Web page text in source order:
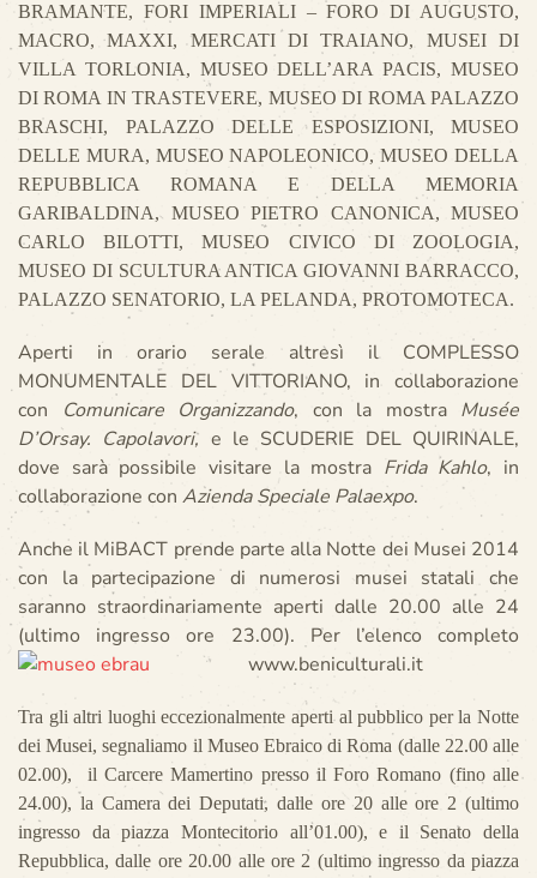
BRAMANTE, FORI IMPERIALI – FORO DI AUGUSTO,
MACRO, MAXXI, MERCATI DI TRAIANO, MUSEI DI
VILLA TORLONIA, MUSEO DELL’ARA PACIS, MUSEO
DI ROMA IN TRASTEVERE, MUSEO DI ROMA PALAZZO
BRASCHI, PALAZZO DELLE ESPOSIZIONI, MUSEO
DELLE MURA, MUSEO NAPOLEONICO, MUSEO DELLA
REPUBBLICA ROMANA E DELLA MEMORIA
GARIBALDINA, MUSEO PIETRO CANONICA, MUSEO
CARLO BILOTTI, MUSEO CIVICO DI ZOOLOGIA,
MUSEO DI SCULTURA ANTICA GIOVANNI BARRACCO,
PALAZZO SENATORIO, LA PELANDA, PROTOMOTECA.
Aperti in orario serale altresì il COMPLESSO
MONUMENTALE DEL VITTORIANO, in collaborazione
con
Comunicare Organizzando, con la mostra Musée
D’Orsay. Capolavori, e le SCUDERIE DEL QUIRINALE,
dove sarà possibile visitare la mostra Frida Kahlo, in
collaborazione con Azienda Speciale Palaexpo.
Anche il MiBACT prende parte alla Notte dei Musei 2014
con la partecipazione di numerosi musei statali che
saranno straordinariamente aperti dalle 20.00 alle 24
(ultimo ingresso ore 23.00). Per l’elenco completo
www.beniculturali.it
Tra gli altri luoghi eccezionalmente aperti al pubblico per la Notte
dei Musei, segnaliamo il Museo Ebraico di Roma (dalle 22.00 alle
02.00), il Carcere Mamertino presso il Foro Romano (fino alle
24.00), la Camera dei Deputati, dalle ore 20 alle ore 2 (ultimo
ingresso da piazza Montecitorio all’01.00), e il Senato della
Repubblica, dalle ore 20.00 alle ore 2 (ultimo ingresso da piazza